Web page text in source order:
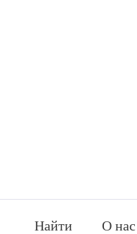
Найти
О нас